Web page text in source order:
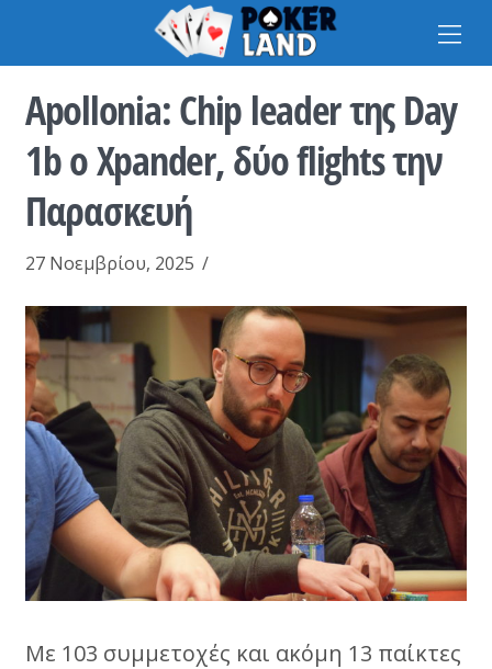
Apollonia: Chip leader της Day
1b o Xpander, δύο flights την
Παρασκευή
27 Νοεμβρίου, 2025
Mε 103 συμμετοχές και ακόμη 13 παίκτες